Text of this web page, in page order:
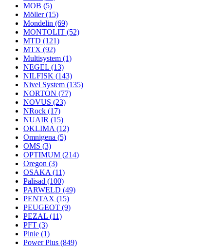
MOB (5)
Möller(15)
Mondelin (69)
MONTOLIT (52)
MTD (121)
MTX (92)
Multisystem (1)
NEGEL (13)
NILFISK (143)
Nivel System (135)
NORTON (77)
NOVUS (23)
NRock (17)
NUAIR (15)
OKLIMA (12)
Omnigena (5)
OMS (3)
OPTIMUM (214)
Oregon (3)
OSAKA (11)
Palisad (100)
PARWELD (49)
PENTAX (15)
PEUGEOT (9)
PEZAL (11)
PFT (3)
Pinie (1)
Power Plus (849)